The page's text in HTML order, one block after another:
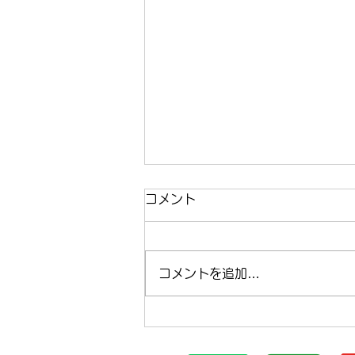
まほらboの2026年8月の予
コメント
コメントを追加…